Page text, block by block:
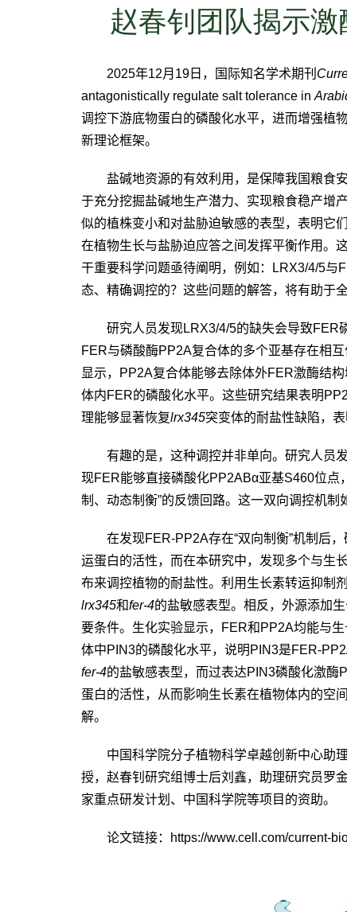
赵春钊团队揭示
2025年12月 19 日，国际知名学术期刊
antagonistically regulate salt tolerance in
调控下游底物蛋白的磷酸化水平，进而增强植
新理论框架。
盐碱地资源的有效利用，是保障我国粮食
于充分挖掘盐碱地生产潜力、实现粮食稳产增
似的植株变小和对盐胁迫敏感的表型，表明它
在植物生长与盐胁迫应答之间发挥平衡作用。
干重要科学问题亟待阐明，例如：
LRX3/4/5与
态、精确调控的？这些问题的解答，将有助于
研究人员发现LRX3/4/5的缺失会导致FER
FER与磷酸酶PP2A复合体的多个亚基存在相
显示，
PP2A复合体能够去除体外FER激酶结
体内FER的磷酸化水平。这些研究结果表明
理能够显著恢复lrx345突变体的耐盐性缺陷，表
有趣的是，这种调控并非单向。研究人员
现FER能够直接磷酸化PP2ABα亚基S460位点
制、动态制衡”的反馈回路。这一双向调控机
在发现FER-PP2A存在“双向制衡”机制后
运蛋白的活性，而在本研究中，发现多个与生
布来调控植物的耐盐性。利用生长素转运抑制
lrx345和fer-4的盐敏感表型。相反，外源添加
要条件。生化实验显示，
FER和 PP2A均能与
体中PIN3的磷酸化水平，说明 PIN3是FER-
fer-4的盐敏感表型，而过表达PIN3磷酸化激酶
蛋白的活性，从而影响生长素在植物体内的空
解。
中国科学院分子植物科学卓越创新中心助
授，赵春钊研究组博士后刘鑫，助理研究员罗
家重点研发计划、中国科学院等项目的资助。
论文链接：https://www.cell.com/current-